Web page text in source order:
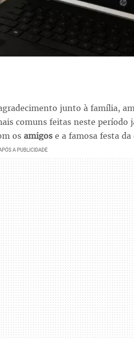
junto à família,
comuns feitas neste período
os amigose a famosa festa da